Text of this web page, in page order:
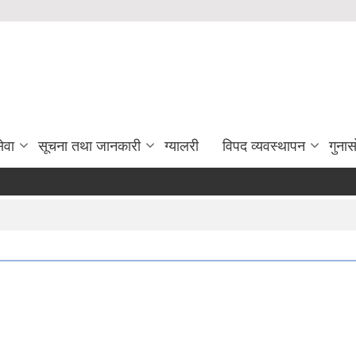
सूचना तथा जानकारी ग्यालरी विपद व्यवस्थापन